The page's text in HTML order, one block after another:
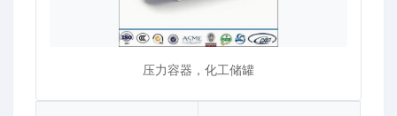
压力容器，化工储罐